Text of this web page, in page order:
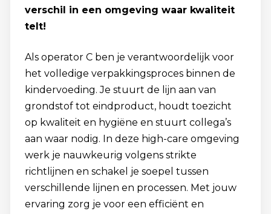
verschil in een omgeving waar kwaliteit
telt!
Als operator C ben je verantwoordelijk voor
het volledige verpakkingsproces binnen de
kindervoeding. Je stuurt de lijn aan van
grondstof tot eindproduct, houdt toezicht
op kwaliteit en hygiëne en stuurt collega’s
aan waar nodig. In deze high-care omgeving
werk je nauwkeurig volgens strikte
richtlijnen en schakel je soepel tussen
verschillende lijnen en processen. Met jouw
ervaring zorg je voor een efficiënt en